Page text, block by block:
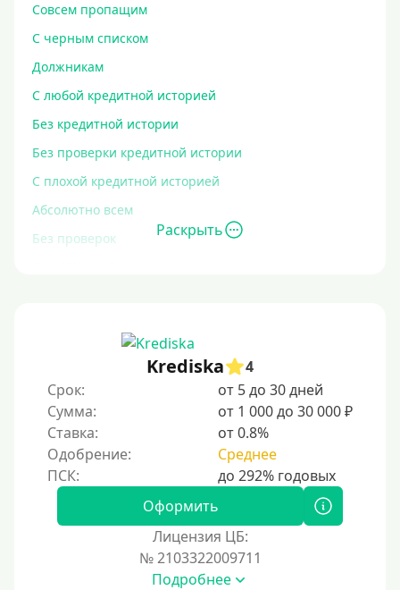
Совсем пропащим
С черным списком
Должникам
С любой кредитной историей
Без кредитной истории
Без проверки кредитной истории
С плохой кредитной историей
Абсолютно всем
Без проверок
С просрочками
Залог
Под залог ПТС
Без залога
Под залог недвижимости
Под ПТС по доверенности
Раскрыть
Krediska
4
Срок:
от 5 до 30 дней
Сумма:
от 1 000 до 30 000 ₽
Ставка:
от 0.8%
Одобрение:
Среднее
Оформить
Лицензия ЦБ:
№ 2103322009711
Подробнее